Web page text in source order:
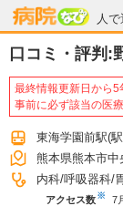
人
病院
口コミ・評判:
最終情報更新日から5
事前に必ず該当の医
東海学園前駅(
熊本県熊本市
内科 呼吸器科
アクセス数※ 7